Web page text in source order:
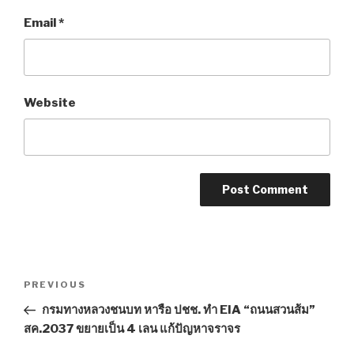
Email *
Website
Post
Previous
Post
PREVIOUS
กรมทางหลวงชนบท หารือ ปชช. ทำ EIA “ถนนสวนส้ม”
สค.2037 ขยายเป็น 4 เลน แก้ปัญหาจราจร